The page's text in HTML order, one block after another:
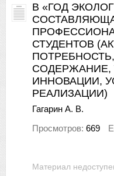
Материал
В «ГОД
СТУДЕНТОВ
СОДЕРЖАНИЕ,
ИННОВАЦИИ,
РЕАЛИЗАЦИИ)
Гагарин А. В.
Просмотров: 669